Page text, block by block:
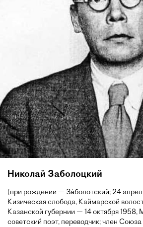
Николай Заболоцкий
(при рождении — За́болотский; 24
Кизическая слобода, Каймарской
Казанской губернии — 14 октября 1958,
советский поэт, переводчик; член